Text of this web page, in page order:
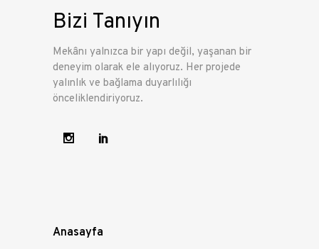
Bizi Tanıyın
Mekânı yalnızca bir yapı değil, yaşanan bir
deneyim olarak ele alıyoruz. Her projede
yalınlık ve bağlama duyarlılığı
önceliklendiriyoruz.
Anasayfa